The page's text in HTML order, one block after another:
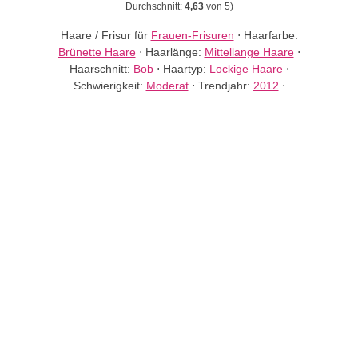
Durchschnitt: 4,63von 5)
Haare / Frisur für Frauen-Frisuren ⋅ Haarfarbe:
Brünette Haare⋅ Haarlänge: Mittellange Haare⋅
Haarschnitt: Bob⋅ Haartyp: Lockige Haare⋅
Schwierigkeit: Moderat⋅ Trendjahr: 2012 ⋅